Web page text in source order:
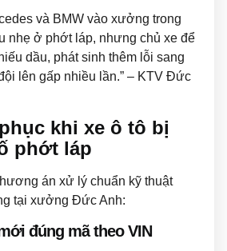
và BMW vào xưởng trong
nhẹ ở phớt láp, nhưng chủ xe để
dầu, phát sinh thêm lỗi sang
lên gấp nhiều lần.” – KTV Đức
khi xe ô tô bị
phớt láp
án xử lý chuẩn kỹ thuật
tại xưởng Đức Anh:
đúng mã theo VIN